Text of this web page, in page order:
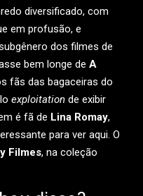
diversificado, com
em profusão, e
dos filmes de
bem longe de A
fãs das bagaceiras do
exploitation de exibir
é fã de Lina Romay,
para ver aqui. O
Filmes, na coleção